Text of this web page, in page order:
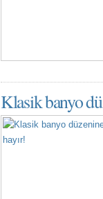
Klasik banyo